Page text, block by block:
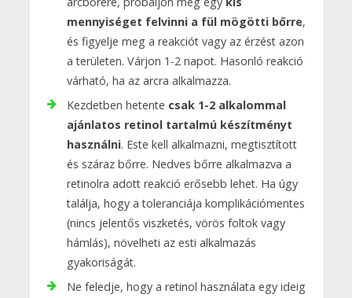
mennyiséget felvinni a fül mögötti bőrre,
és figyelje meg a reakciót vagy az érzést azon
a területen. Várjon 1-2 napot. Hasonló reakció
várható, ha az arcra alkalmazza.
Kezdetben hetente csak 1-2 alkalommal
ajánlatos retinol tartalmú készítményt
használni. Este kell alkalmazni, megtisztított
és száraz bőrre. Nedves bőrre alkalmazva a
retinolra adott reakció erősebb lehet. Ha úgy
találja, hogy a toleranciája komplikációmentes
(nincs jelentős viszketés, vörös foltok vagy
hámlás), növelheti az esti alkalmazás
gyakoriságát.
Ne feledje, hogy a retinol használata egy ideig